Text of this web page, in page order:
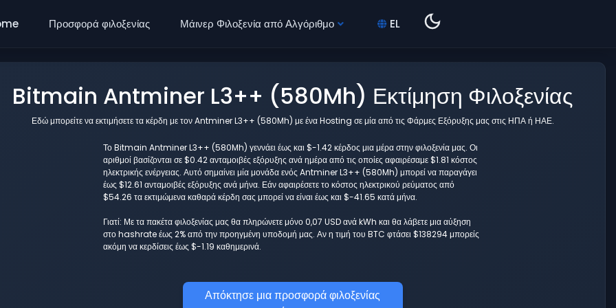
Προσφορά φιλοξενίας Μάινερ Φιλοξενία από Αλγόριθμο EL
Bitmain Antminer L3++ (580Mh) Εκτίμηση Φιλοξενίας
Εδώ μπορείτε να εκτιμήσετε τα κέρδη με τον Antminer L3++ (580Mh) με ένα Hosting σε μία από τις Φάρμες Εξόρυξης μας στις ΗΠΑ ή ΗΑΕ.
Το Bitmain Antminer L3++ (580Mh) γεννάει έως και $-1.42 κέρδος μια μέρα στην φιλοξενία μας. Οι
αριθμοί βασίζονται σε $0.42 ανταμοιβές εξόρυξης ανά ημέρα από τις οποίες αφαιρέσαμε $1.81 κόστος
ηλεκτρικής ενέργειας. Αυτό σημαίνει μία μονάδα ενός Antminer L3++ (580Mh) μπορεί να παραγάγει
έως $12.61 ανταμοιβές εξόρυξης ανά μήνα. Εάν αφαιρέσετε το κόστος ηλεκτρικού ρεύματος από
$54.26 τα εκτιμώμενα καθαρά κέρδη σας μπορεί να είναι έως και $-41.65 κατά μήνα.
Γιατί: Με τα πακέτα φιλοξενίας μας θα πληρώνετε μόνο 0,07 USD ανά kWh και θα λάβετε μια αύξηση
στο hashrate έως 2% από την προηγμένη υποδομή μας. Αν η τιμή του BTC φτάσει $138294 μπορείς
ακόμη να κερδίσεις έως $-1.19 καθημερινά.
Απόκτησε μια προσφορά φιλοξενίας